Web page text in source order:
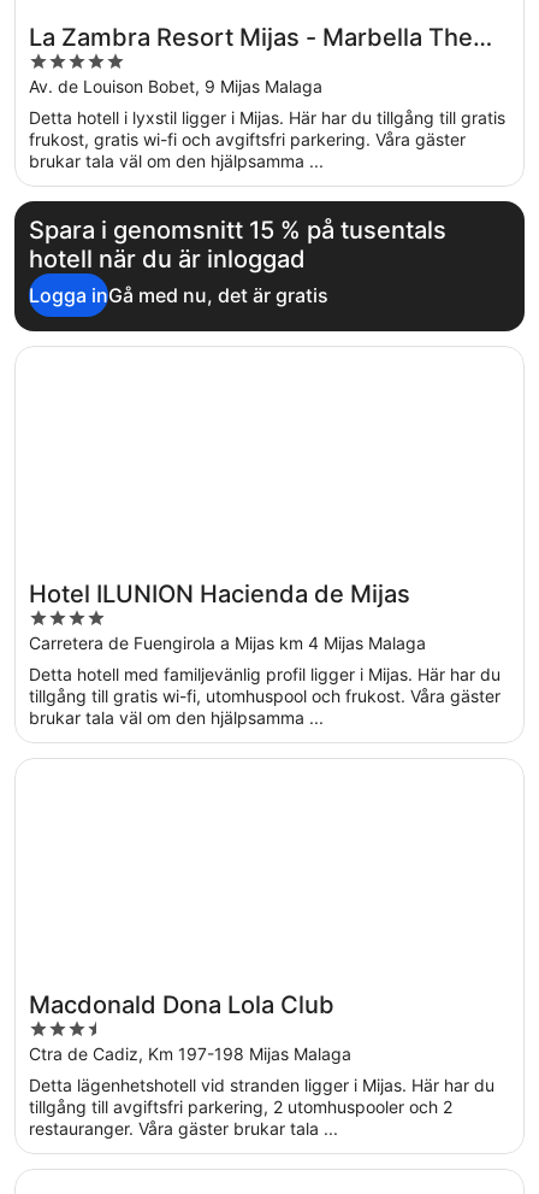
La Zambra Resort Mijas - Marbella The
Unbound Collection By Hyatt
5
out
of
5
Av. de Louison Bobet, 9 Mijas Malaga
Detta hotell i lyxstil ligger i Mijas. Här har du tillgång till gratis
frukost, gratis wi-fi och avgiftsfri parkering. Våra gäster
brukar tala väl om den hjälpsamma ...
Spara i genomsnitt 15 % på tusentals
hotell när du är inloggad
Logga inGå med nu, det är gratis
Hotel ILUNION Hacienda de Mijas
4
out
of
5
Carretera de Fuengirola a Mijas km 4 Mijas Malaga
Detta hotell med familjevänlig profil ligger i Mijas. Här har du
tillgång till gratis wi-fi, utomhuspool och frukost. Våra gäster
brukar tala väl om den hjälpsamma ...
Öppnas i ett nytt fönster
Hotel ILUNION Hacienda de Mijas
Macdonald Dona Lola Club
3.5
out
of
5
Ctra de Cadiz, Km 197-198 Mijas Malaga
Detta lägenhetshotell vid stranden ligger i Mijas. Här har du
tillgång till avgiftsfri parkering, 2 utomhuspooler och 2
restauranger. Våra gäster brukar tala ...
Öppnas i ett nytt fönster
Macdonald Dona Lola Club
Öppnas i ett nytt fönster
Los Amigos Beach Club